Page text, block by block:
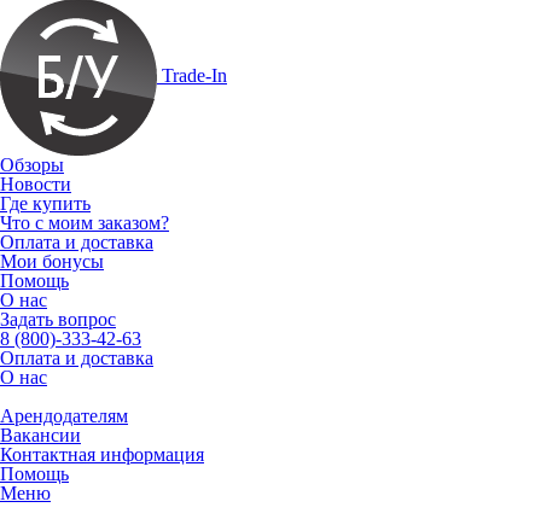
Trade-In
Обзоры
Новости
Где купить
Что с моим заказом?
Оплата и доставка
Мои бонусы
Помощь
О нас
Задать вопрос
8 (800)-333-42-63
Оплата и доставка
О нас
Арендодателям
Вакансии
Контактная информация
Помощь
Меню